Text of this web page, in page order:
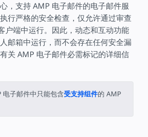
，支持 AMP 电子邮件的电子邮件服
行严格的安全检查，仅允许通过审查
户端中运行。因此，动态和互动功能
邮箱中运行，而不会存在任何安全漏
关 AMP 电子邮件必需标记的详细信
电子邮件中只能包含受支持组件的 AMP